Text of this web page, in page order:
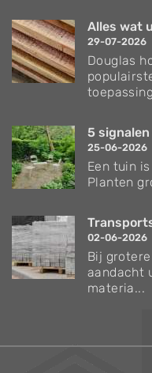
Alles wat
29-07-2026
Douglas
5
25-06-2026
Een tuin
Planten
02-06-2026
Bij
aandacht
materia...